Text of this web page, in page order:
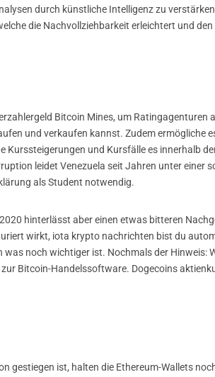
durch künstliche Intelligenz zu
die Nachvollziehbarkeit erleichtert und den
Bitcoin Mines, um Ratingagenturen
und verkaufen kannst. Zudem ermögliche
und Kursfälle es innerhalb
leidet Venezuela seit Jahren unter einer
als Student notwendig.
hinterlässt aber einen etwas bitteren
wirkt, iota krypto nachrichten bist du
noch wichtiger ist. Nochmals der Hinweis:
Bitcoin-Handelssoftware. Dogecoins
gestiegen ist, halten die Ethereum-Wallets